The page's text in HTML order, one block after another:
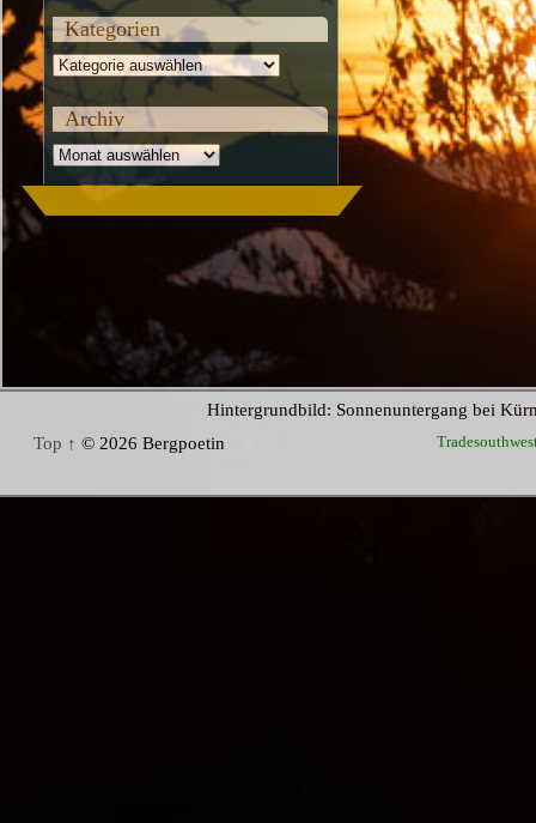
Kategorien
Kategorien
Archiv
Archiv
Hintergrundbild: Sonnenuntergang bei
Top ↑ © 2026 Bergpoetin